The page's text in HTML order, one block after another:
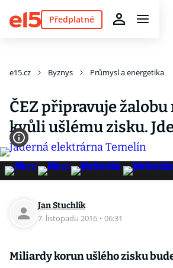
Předplatné
e15.cz Byznys Průmysl a energetika
ČEZ připravuje žalobu
kvůli ušlému zisku.
Jan Stuchlík
7. listopadu 2016 · 06:31
Miliardy korun ušlého zisku